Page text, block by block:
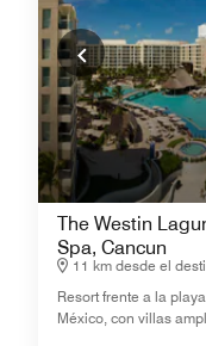
The Westin
Spa, Cancun
11 km desde el
Resort frente a la
México, con villas